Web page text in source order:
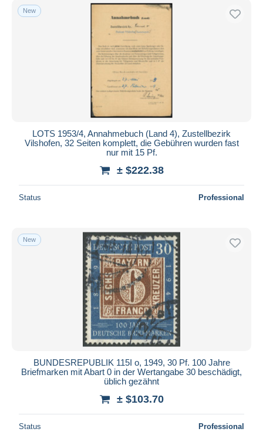
New
LOTS 1953/4, Annahmebuch (Land 4), Zustellbezirk
Vilshofen, 32 Seiten komplett, die Gebühren wurden fast
nur mit 15 Pf.
± $222.38
Status Professional
New
BUNDESREPUBLIK 115I o, 1949, 30 Pf. 100 Jahre
Briefmarken mit Abart 0 in der Wertangabe 30 beschädigt,
üblich gezähnt
± $103.70
Status Professional